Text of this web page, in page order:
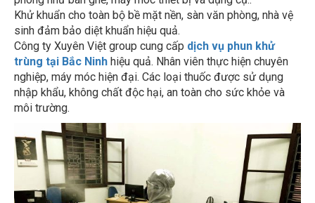
Khử khuẩn cho toàn bộ bề mặt nền, sàn văn phòng, nhà vệ
sinh đảm bảo diệt khuẩn hiệu quả.
Công ty Xuyên Việt group cung cấp
dịch vụ phun khử
trùng tại Bắc Ninh hiệu quả. Nhân viên thực hiện chuyên
nghiệp, máy móc hiện đại. Các loại thuốc được sử dụng
nhập khẩu, không chất độc hại, an toàn cho sức khỏe và
môi trường.